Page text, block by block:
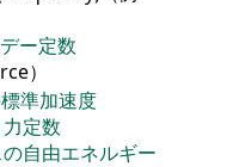
ー定数
）
準加速度
定数
自由エネルギー